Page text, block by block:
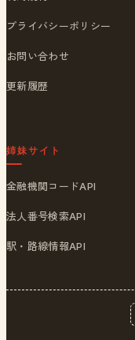
プライバシーポリシー
お問い合わせ
更新履歴
姉妹サイト
金融機関コードAPI
法人番号検索API
駅・路線情報API